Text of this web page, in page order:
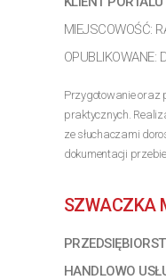
MIEJSCOWOŚĆ:
OPUBLIKOWANE:
Przygotowanie oraz
praktycznych.
ze słuchaczami
dokumentacji
>> Poznaj
SZWACZKA
HANDLOWO